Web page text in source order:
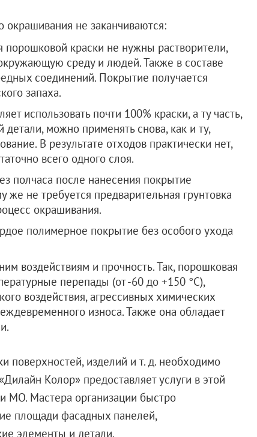
не заканчиваются:
порошковой краски не нужны растворители,
среду и людей. Также в составе
соединений. Покрытие получается
запаха.
использовать почти 100% краски, а ту часть,
можно применять снова, как и ту,
В результате отходов практически нет,
всего одного слоя.
полчаса после нанесения покрытие
же не требуется предварительная грунтовка
окрашивания.
полимерное покрытие без особого ухода
воздействиям и прочность. Так, порошковая
перепады (от -60 до +150 °C),
воздействия, агрессивных химических
износа. Также она обладает
поверхностей, изделий и т. д. необходимо
Колор» предоставляет услуги в этой
МО. Мастера организации быстро
площади фасадных панелей,
элементы и детали.